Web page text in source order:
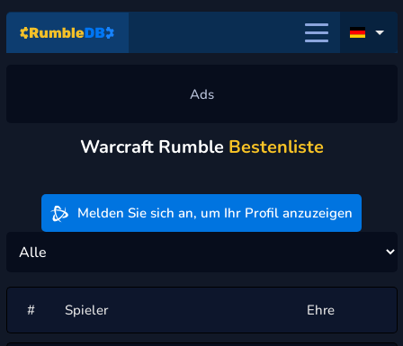
Warcraft Rumble Bestenliste
Melden Sie sich an, um Ihr Profil anzuzeigen
# Spieler Ehre